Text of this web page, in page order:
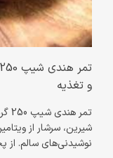
و تغذیه
شیرین، سرشار از
نوشیدنی‌های سالم. از